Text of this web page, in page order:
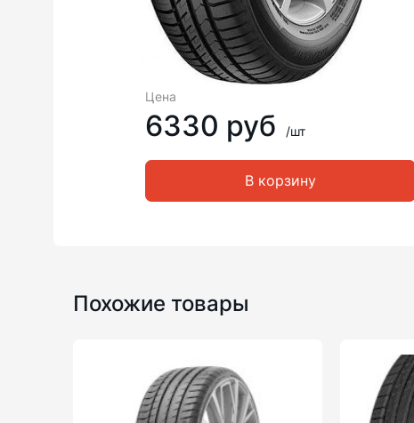
Цена
6330 руб /шт
В корзину
Похожие товары